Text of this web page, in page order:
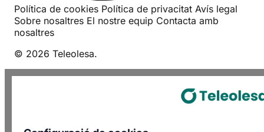
Política de cookies Política de privacitat Avís legal
Sobre nosaltres El nostre equip Contacta amb
nosaltres
© 2026 Teleolesa.